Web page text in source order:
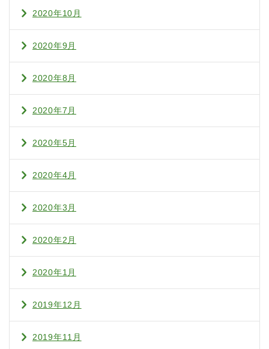
2020年10月
2020年9月
2020年8月
2020年7月
2020年5月
2020年4月
2020年3月
2020年2月
2020年1月
2019年12月
2019年11月